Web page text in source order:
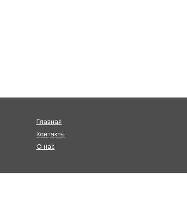
Главная
Контакты
О нас